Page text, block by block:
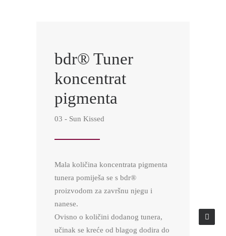
bdr® Tuner
koncentrat
pigmenta
03 - Sun Kissed
Mala količina koncentrata pigmenta
tunera pomiješa se s bdr®
proizvodom za završnu njegu i
nanese.
Ovisno o količini dodanog tunera,
učinak se kreće od blagog dodira do